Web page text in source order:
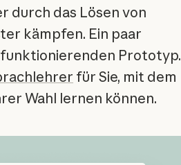
durch das Lösen von
kämpfen. Ein paar
funktionierenden Prototyp.
für Sie, mit dem
Wahl lernen können.